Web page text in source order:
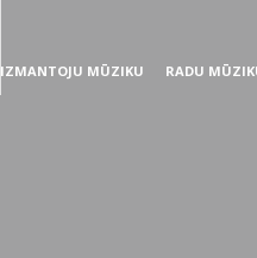
IZMANTOJU MŪZIKU RADU